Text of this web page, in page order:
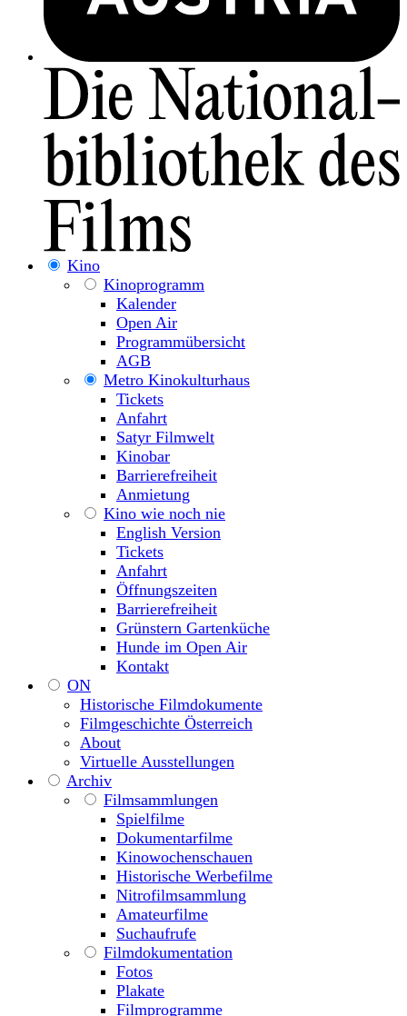
Kino
Kinoprogramm
Kalender
Open Air
Programmübersicht
AGB
Metro Kinokulturhaus
Tickets
Anfahrt
Satyr Filmwelt
Kinobar
Barrierefreiheit
Anmietung
Kino wie noch nie
English Version
Tickets
Anfahrt
Öffnungszeiten
Barrierefreiheit
Grünstern Gartenküche
Hunde im Open Air
Kontakt
ON
Historische Filmdokumente
Filmgeschichte Österreich
About
Virtuelle Ausstellungen
Archiv
Filmsammlungen
Spielfilme
Dokumentarfilme
Kinowochenschauen
Historische Werbefilme
Nitrofilmsammlung
Amateurfilme
Suchaufrufe
Filmdokumentation
Fotos
Plakate
Filmprogramme